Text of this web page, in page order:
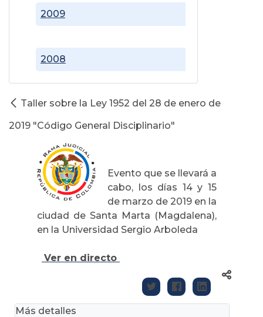
2008
2009
Taller sobre la Ley 1952 del 28 de enero de
2019 "Código General Disciplinario"
Evento que se llevará a
cabo, los días 14 y 15
de marzo de 2019 en la
ciudad de Santa Marta (Magdalena),
en la Universidad Sergio Arboleda
Ver en directo
Más detalles